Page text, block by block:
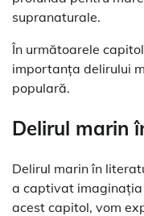
supranaturale.
În următoarele
importanța delirului
populară.
Delirul marin
Delirul marin în
a captivat imaginația
acest capitol, vom